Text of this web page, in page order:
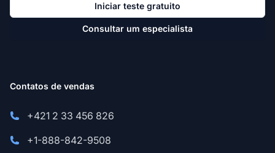
Iniciar teste gratuito
Consultar um especialista
Contatos de vendas
+421 2 33 456 826
+1-888-842-9508